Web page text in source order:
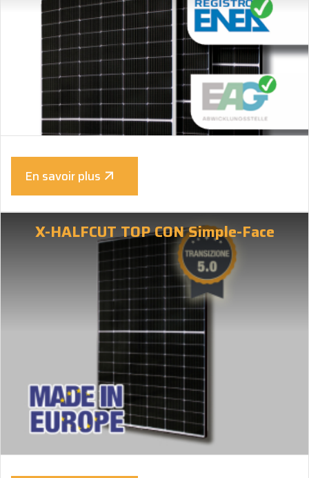
En savoir plus
X-HALFCUT TOP CON Simple-Face